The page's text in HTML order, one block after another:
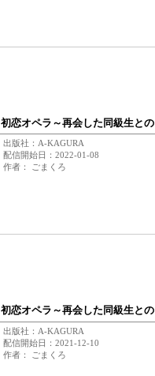
初恋オペラ～再会した同級生と
出版社：A-KAGURA
配信開始日：2022-01-08
作者： ごまくろ
初恋オペラ～再会した同級生と
出版社：A-KAGURA
配信開始日：2021-12-10
作者： ごまくろ